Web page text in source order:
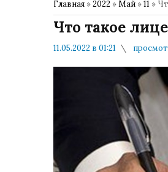
Главная »2022 »Май »11 »
Что такое
11.05.2022 в 01:21